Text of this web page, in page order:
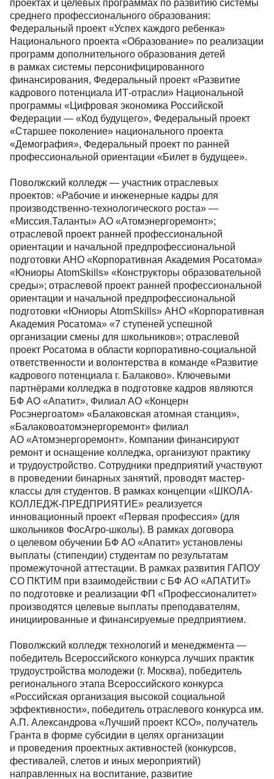
проектах и целевых программах по развитию системы
среднего профессионального образования:
Федеральный проект «Успех каждого ребенка»
Национального проекта «Образование» по реализации
программ дополнительного образования детей
в рамках системы персонифицированного
финансирования, Федеральный проект «Развитие
кадрового потенциала ИТ-отрасли» Национальной
программы «Цифровая экономика Российской
Федерации — «Код будущего», Федеральный проект
«Старшее поколение» национального проекта
«Демография», Федеральный проект по ранней
профессиональной ориентации «Билет в будущее».
Поволжский колледж — участник отраслевых
проектов: «Рабочие и инженерные кадры для
производственно-технологического роста» —
«Миссия.Таланты» АО «Атомэнергоремонт»;
отраслевой проект ранней профессиональной
ориентации и начальной предпрофессиональной
подготовки АНО «Корпоративная Академия Росатома»
«Юниоры AtomSkills» «Конструкторы образовательной
среды»; отраслевой проект ранней профессиональной
ориентации и начальной предпрофессиональной
подготовки «Юниоры AtomSkills» АНО «Корпоративная
Академия Росатома» «7 ступеней успешной
организации смены для школьников»; отраслевой
проект Росатома в области корпоративно-социальной
ответственности и волонтерства в команде «Развитие
кадрового потенциала г. Балаково». Ключевыми
партнёрами колледжа в подготовке кадров являются
БФ АО «Апатит», Филиал АО «Концерн
Росэнергоатом» «Балаковская атомная станция»,
«Балаковоатомэнергоремонт» филиал
АО «Атомэнергоремонт». Компании финансируют
ремонт и оснащение колледжа, организуют практику
и трудоустройство. Сотрудники предприятий участвуют
в проведении бинарных занятий, проводят мастер-
классы для студентов. В рамках концепции «ШКОЛА-
КОЛЛЕДЖ-ПРЕДПРИЯТИЕ» реализуется
инновационный проект «Первая профессия» (для
школьников ФосАгро-школы). В рамках договора
о целевом обучении БФ АО «Апатит» установлены
выплаты (стипендии) студентам по результатам
промежуточной аттестации. В рамках развития ГАПОУ
СО ПКТИМ при взаимодействии с БФ АО «АПАТИТ»
по подготовке и реализации ФП «Профессионалитет»
производятся целевые выплаты преподавателям,
инициированные и финансируемые предприятием.
Поволжский колледж технологий и менеджмента —
победитель Всероссийского конкурса лучших практик
трудоустройства молодежи (г. Москва), победитель
регионального этапа Всероссийского конкурса
«Российская организация высокой социальной
эффективности», победитель отраслевого конкурса им.
А.П. Александрова «Лучший проект КСО», получатель
Гранта в форме субсидии в целях организации
и проведения проектных активностей (конкурсов,
фестивалей, слетов и иных мероприятий)
направленных на воспитание, развитие